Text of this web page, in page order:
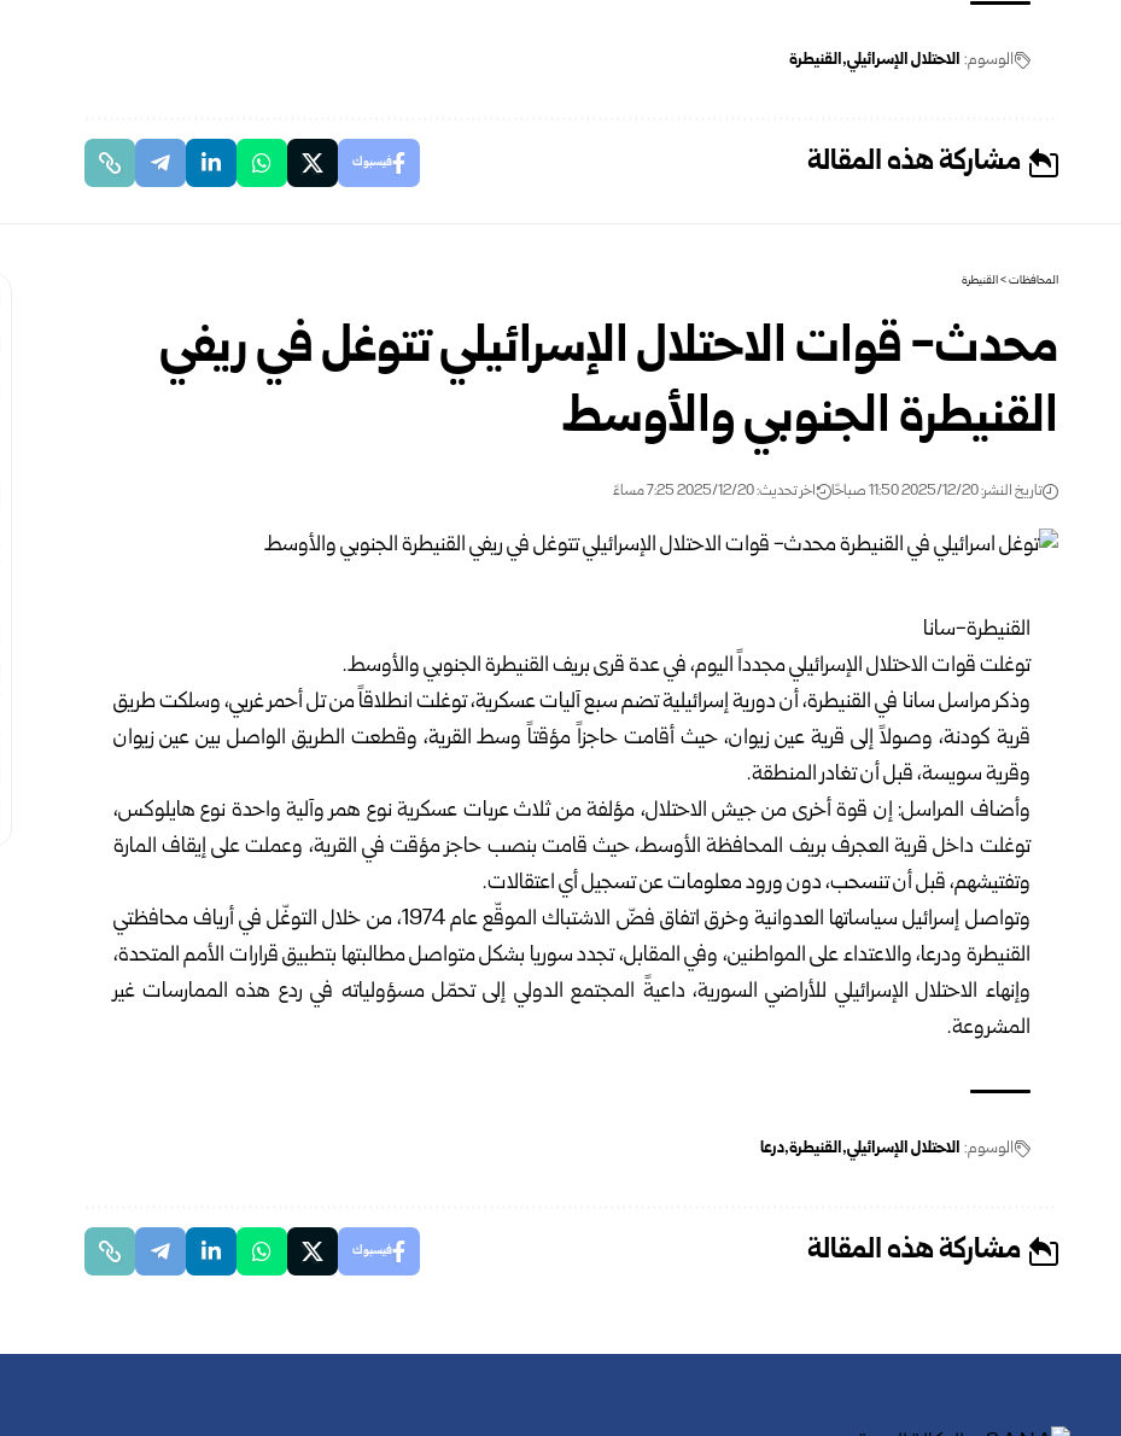
الوسوم: الاحتلال الإسرائيلي القنيطرة
مشاركة هذه المقالة فيسبوك
المحافظات>القنيطرة
محدث- قوات الاحتلال الإسرائيلي تتوغل في ريفي
القنيطرة الجنوبي والأوسط
تاريخ النشر: 2025/12/20 11:50 صباحًا اخر تحديث: 2025/12/20 7:25 مساءً
القنيطرة-سانا
توغلت قوات الاحتلال الإسرائيلي مجدداً اليوم، في عدة قرى بريفالقنيطرةالجنوبي والأوسط.
وذكر مراسل سانا في القنيطرة، أن دورية إسرائيلية تضم سبع آليات عسكرية، توغلت انطلاقاً من تل أحمر غربي، وسلكت طريق
قرية كودنة، وصولاً إلى قرية عين زيوان، حيث أقامت حاجزاً مؤقتاً وسط القرية، وقطعت الطريق الواصل بين عين زيوان
وقرية سويسة، قبل أن تغادر المنطقة.
وأضاف المراسل: إن قوة أخرى من جيش الاحتلال، مؤلفة من ثلاث عربات عسكرية نوع همر وآلية واحدة نوع هايلوكس،
توغلت داخل قرية العجرف بريف المحافظة الأوسط، حيث قامت بنصب حاجز مؤقت في القرية، وعملت على إيقاف المارة
وتفتيشهم، قبل أن تنسحب، دون ورود معلومات عن تسجيل أي اعتقالات.
وتواصل إسرائيل سياساتها العدوانية وخرق اتفاق فضّ الاشتباك الموقّع عام 1974، من خلال التوغّل في أرياف محافظتي
القنيطرة ودرعا، والاعتداء على المواطنين، وفي المقابل، تجدد سوريا بشكل متواصل مطالبتها بتطبيق قرارات الأمم المتحدة،
وإنهاء الاحتلال الإسرائيلي للأراضي السورية، داعيةً المجتمع الدولي إلى تحمّل مسؤولياته في ردع هذه الممارسات غير
المشروعة.
الوسوم: الاحتلال الإسرائيلي القنيطرة درعا
مشاركة هذه المقالة فيسبوك